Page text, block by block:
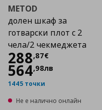
METOD
долен шкаф за
готварски плот с 2
чела/2 чекмеджета
288,87€
Цена288,87 €
564,98лв
1445 точки
Не е налично онлайн